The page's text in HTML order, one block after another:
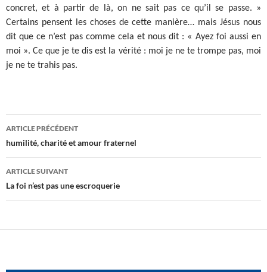
concret, et à partir de là, on ne sait pas ce qu’il se passe. »
Certains pensent les choses de cette manière… mais Jésus nous
dit que ce n’est pas comme cela et nous dit : « Ayez foi aussi en
moi ». Ce que je te dis est la vérité : moi je ne te trompe pas, moi
je ne te trahis pas.
Navigation
des
articles
ARTICLE PRÉCÉDENT
humilité, charité et amour fraternel
ARTICLE SUIVANT
La foi n’est pas une escroquerie